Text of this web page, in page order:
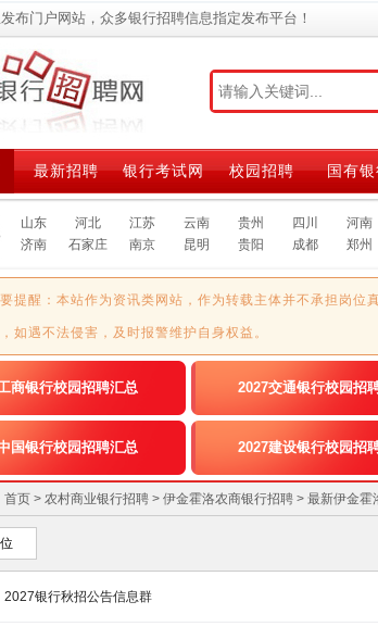
布门户网站，众多银行招聘信息指定发布平台！
最新招聘 银行考试网 校园招聘 国有
山东 河北 江苏 云南 贵州 四川 河南
济南
石家庄 南京 昆明 贵阳 成都 郑州
提醒：本站作为资讯类网站，作为转载主体并不承担岗位
如遇不法侵害，及时报警维护自身权益。
商银行校园招聘汇总 2027交通银行校园招
国银行校园招聘汇总 2027建设银行校园招
首页 > 农村商业银行招聘 > 伊金霍洛农商银行招聘 > 最新伊金霍
2027银行秋招公告信息群